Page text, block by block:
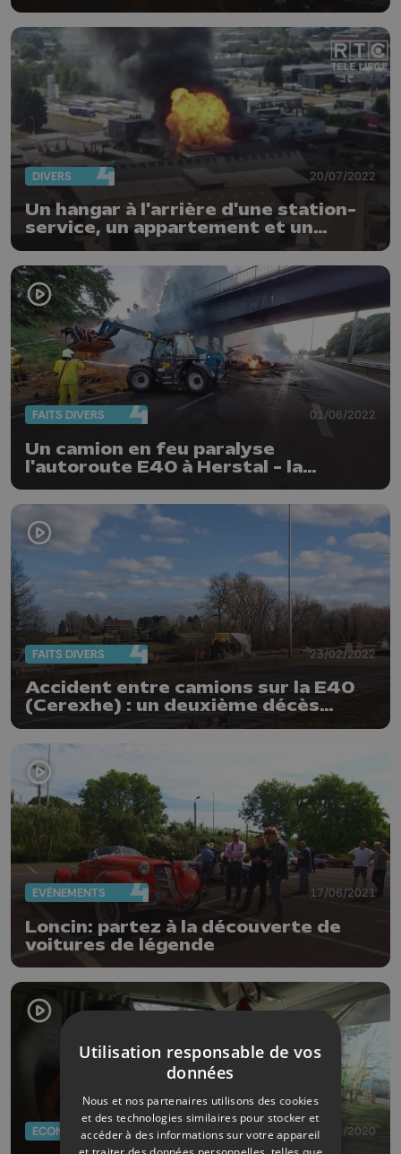
DIVERS 20/07/2022
Un hangar à l'arrière d'une station-
service, un appartement et un
FAITS DIVERS 01/06/2022
Un camion en feu paralyse
l'autoroute E40 à Herstal - la
circulation rouverte
FAITS DIVERS 23/02/2022
Accident entre camions sur la E40
(Cerexhe) : un deuxième décès
EVÈNEMENTS 17/06/2021
Loncin: partez à la découverte de
voitures de légende
ECONOMIE 26/03/2020
Utilisation responsable de vos
données
Nous et nos partenaires utilisons des cookies
et des technologies similaires pour stocker et
accéder à des informations sur votre appareil